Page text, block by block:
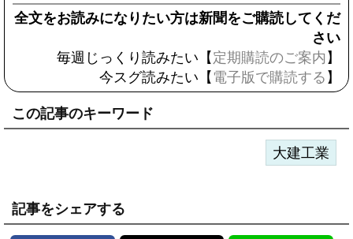
全文をお読みになりたい方は新聞をご購読してくだ
さい
毎週じっくり読みたい【 定期購読のご案内 】
今スグ読みたい【 電子版で購読する 】
この記事のキーワード
大建工業
記事をシェアする